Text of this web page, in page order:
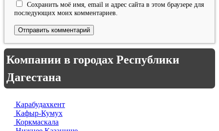
Сохранить моё имя, email и адрес сайта в этом браузере для
последующих моих комментариев.
Компании в городах Республики
Дагестана
Карабудахкент
Кафыр-Кумух
Коркмаскала